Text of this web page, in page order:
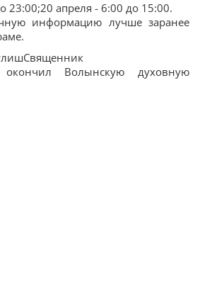
23:00;20 апреля - 6:00 до 15:00.
информацию лучше заранее
Волынскую духовную